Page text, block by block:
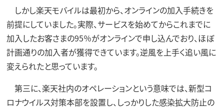
しかし楽天モバイルは最初から、オンラインの加入手続きを
前提にしていました。実際、サービスを始めてからこれまでに
加入したお客さまの95％がオンラインで申し込んでおり、ほぼ
計画通りの加入者が獲得できています。逆風を上手く追い風に
変えられたと思っています。
第三に、楽天社内のオペレーションという意味では、新型コ
ロナウイルス対策本部を設置し、しっかりした感染拡大防止の